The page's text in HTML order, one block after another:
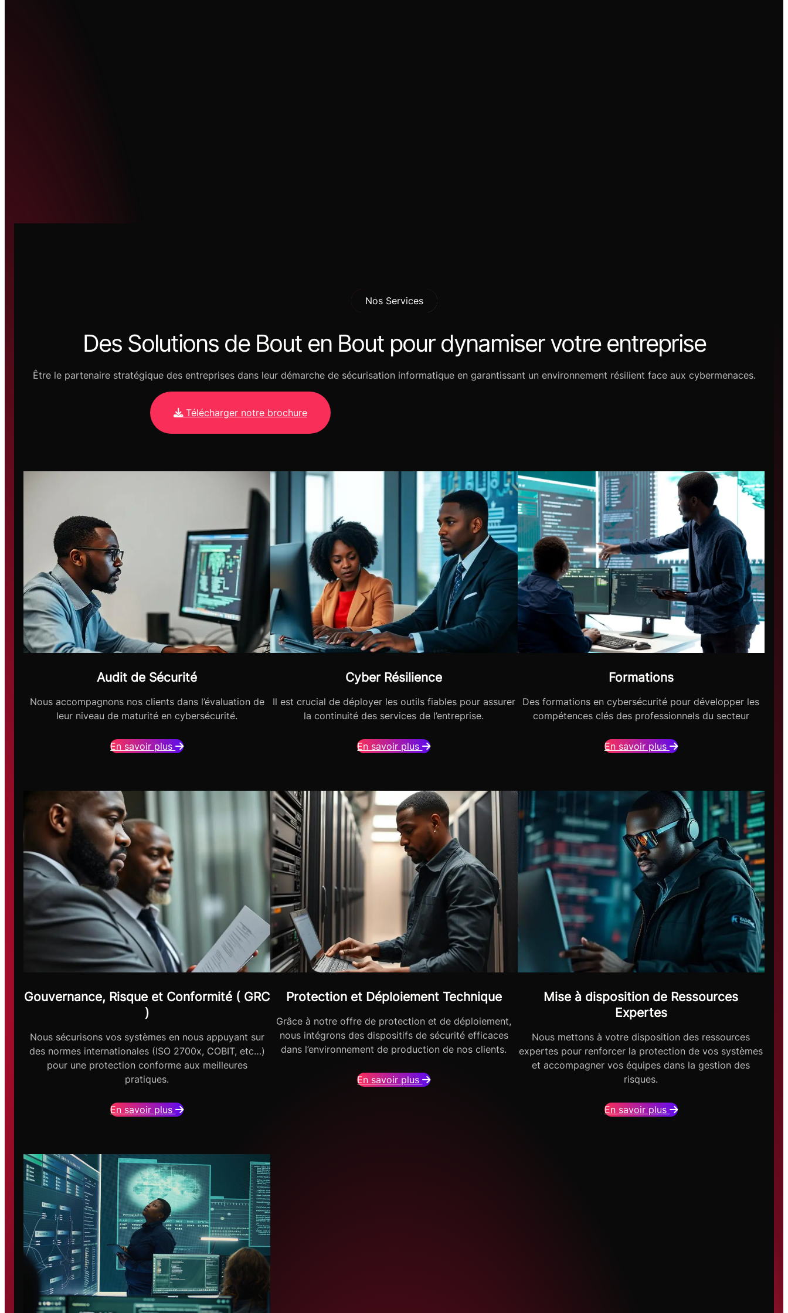
Nos Services
Des Solutions de Bout en Bout pour dynamiser votre entreprise
Être le partenaire stratégique des entreprises dans leur démarche de sécurisation informatique en garantissant un environnement résilient face aux cybermenaces.
Télécharger notre brochure
Audit de Sécurité
Nous accompagnons nos clients dans l’évaluation de
leur niveau de maturité en cybersécurité.
En savoir plus
Cyber Résilience
Il est crucial de déployer les outils fiables pour assurer
la continuité des services de l’entreprise.
En savoir plus
Formations
Des formations en cybersécurité pour développer les
compétences clés des professionnels du secteur
En savoir plus
Gouvernance, Risque et Conformité ( GRC
)
Nous sécurisons vos systèmes en nous appuyant sur
des normes internationales (ISO 2700x, COBIT, etc…)
pour une protection conforme aux meilleures
pratiques.
En savoir plus
Protection et Déploiement Technique
Grâce à notre offre de protection et de déploiement,
nous intégrons des dispositifs de sécurité efficaces
dans l’environnement de production de nos clients.
En savoir plus
Mise à disposition de Ressources
Expertes
Nous mettons à votre disposition des ressources
expertes pour renforcer la protection de vos systèmes
et accompagner vos équipes dans la gestion des
risques.
En savoir plus